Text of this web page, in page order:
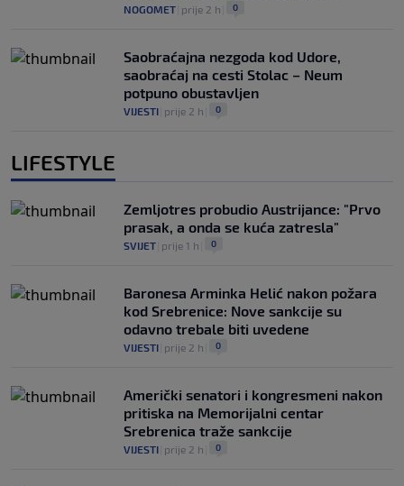
NOGOMET prije 2 h 0
Saobraćajna nezgoda kod Udore,
saobraćaj na cesti Stolac – Neum
potpuno obustavljen
VIJESTI prije 2 h 0
LIFESTYLE
Zemljotres probudio Austrijance: "Prvo
prasak, a onda se kuća zatresla"
SVIJET prije 1 h 0
Baronesa Arminka Helić nakon požara
kod Srebrenice: Nove sankcije su
odavno trebale biti uvedene
VIJESTI prije 2 h 0
Američki senatori i kongresmeni nakon
pritiska na Memorijalni centar
Srebrenica traže sankcije
VIJESTI prije 2 h 0